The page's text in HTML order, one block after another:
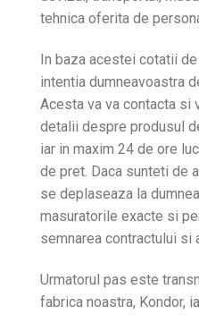
tehnica oferita de
In baza acestei cotatii
intentia dumneavoastra
Acesta va va contacta si
detalii despre produsul
iar in maxim 24 de ore
de pret. Daca sunteti de
se deplaseaza la
masuratorile exacte si
semnarea contractului si
Urmatorul pas este
fabrica noastra, Kondor,